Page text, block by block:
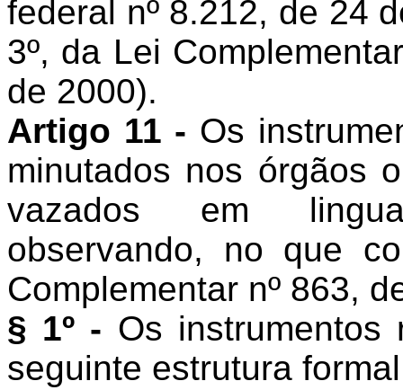
federal nº 8.212, de 24
3º, da Lei
de 2000).
Artigo 11 - Os
minutados nos órgãos
vazados em
observando, no que
Complementar nº 863,
§ 1º - Os instrumentos
seguinte estrutura